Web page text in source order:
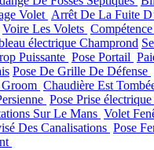
Volet Arrêt De La Fuite
Voire Les Volets
électrique Champrond
Puissante Pose Portail
Pose De Grille De Défense
Groom Chaudière Est
Pose Prise électrique
Sur Le Mans Volet
Des Canalisations Pose